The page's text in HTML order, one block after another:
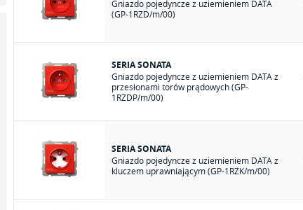
Gniazdo pojedyncze z uziemieniem DATA
(GP-1RZD/m/00)
SERIA SONATA
Gniazdo pojedyncze z uziemieniem DATA z
przesłonami torów prądowych (GP-
1RZDP/m/00)
SERIA SONATA
Gniazdo pojedyncze z uziemieniem DATA z
kluczem uprawniającym (GP-1RZK/m/00)